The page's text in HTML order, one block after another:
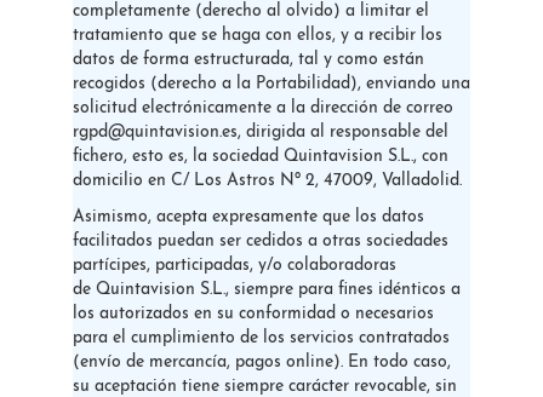
completamente (derecho al olvido) a limitar el
tratamiento que se haga con ellos, y a recibir los
datos de forma estructurada, tal y como están
recogidos (derecho a la Portabilidad), enviando una
solicitud electrónicamente a la dirección de correo
rgpd@quintavision.es, dirigida al responsable del
fichero, esto es, la sociedad Quintavision S.L., con
domicilio en C/ Los Astros Nº 2, 47009, Valladolid.
Asimismo, acepta expresamente que los datos
facilitados puedan ser cedidos a otras sociedades
partícipes, participadas, y/o colaboradoras
de Quintavision S.L., siempre para fines idénticos a
los autorizados en su conformidad o necesarios
para el cumplimiento de los servicios contratados
(envío de mercancía, pagos online). En todo caso,
su aceptación tiene siempre carácter revocable, sin